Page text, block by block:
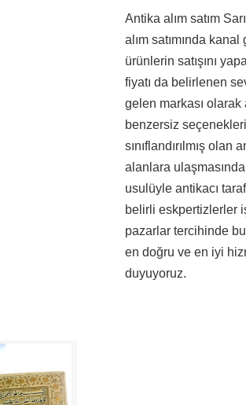
Antika alım satım
alım satımında
ürünlerin satışını
fiyatı da belirlenen
gelen markası olarak
benzersiz
sınıflandırılmış
alanlara
usulüyle antikacı
belirli eskpertizlerler
pazarlar tercihinde
en doğru ve en iyi
duyuyoruz.